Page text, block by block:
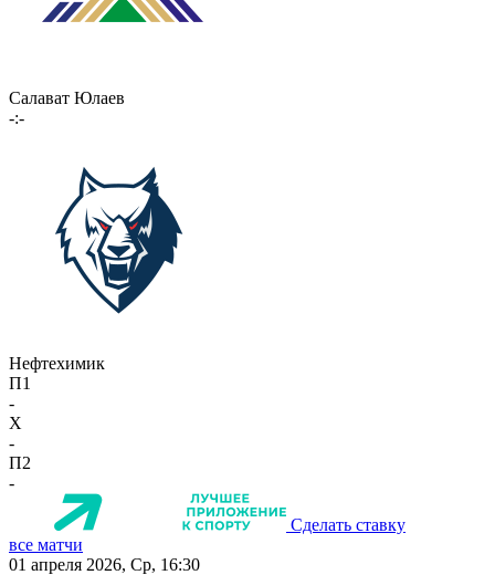
Салават Юлаев
-:-
Нефтехимик
П1
-
X
-
П2
-
Сделать ставку
все матчи
01 апреля 2026, Ср, 16:30